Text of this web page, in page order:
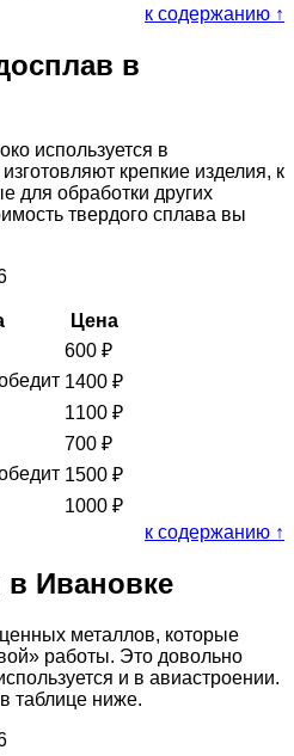
к содержанию ↑
в
используется в
крепкие изделия, к
для обработки других
твердого сплава вы
Цена
600 ₽
1400 ₽
1100 ₽
700 ₽
1500 ₽
1000 ₽
к содержанию ↑
Ивановке
металлов, которые
работы. Это довольно
и в авиастроении.
таблице ниже.